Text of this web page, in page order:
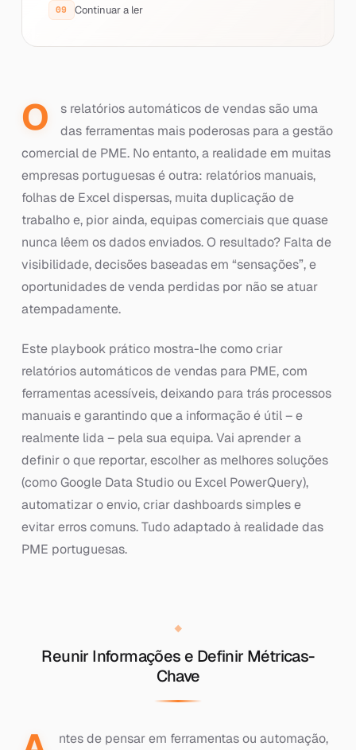
Continuar a ler
O
s relatórios automáticos de vendas são uma
das ferramentas mais poderosas para a gestão
comercial de PME. No entanto, a realidade em muitas
empresas portuguesas é outra: relatórios manuais,
folhas de Excel dispersas, muita duplicação de
trabalho e, pior ainda, equipas comerciais que quase
nunca lêem os dados enviados. O resultado? Falta de
visibilidade, decisões baseadas em “sensações”, e
oportunidades de venda perdidas por não se atuar
atempadamente.
Este playbook prático mostra-lhe como criar
relatórios automáticos de vendas para PME, com
ferramentas acessíveis, deixando para trás processos
manuais e garantindo que a informação é útil – e
realmente lida – pela sua equipa. Vai aprender a
definir o que reportar, escolher as melhores soluções
(como Google Data Studio ou Excel PowerQuery),
automatizar o envio, criar dashboards simples e
evitar erros comuns. Tudo adaptado à realidade das
PME portuguesas.
Reunir Informações e Definir Métricas-
Chave
ntes de pensar em ferramentas ou automação,